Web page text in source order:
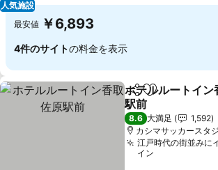
人気施設
最安値 ￥6,893
4件のサイトの料金を表示
シェアお気に入り
ホテルルートイン
駅前
料金を表示
8.6 大満足
1,592
カシマサッカースタ
江戸時代の街並みに
イン